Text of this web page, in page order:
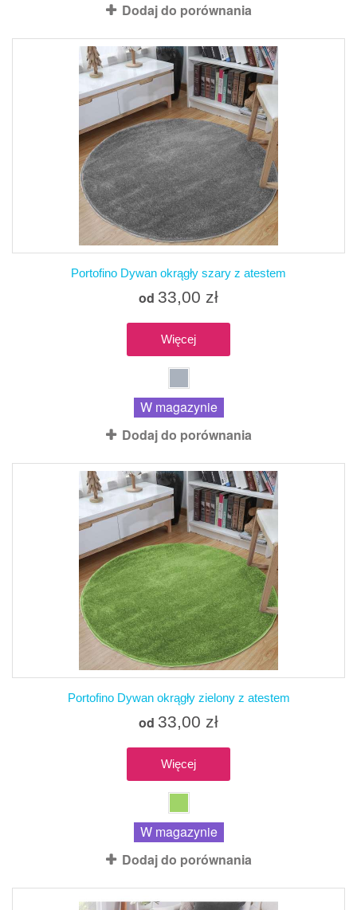
Dodaj do porównania
Portofino Dywan okrągły szary z atestem
od 33,00 zł
Więcej
W magazynie
Dodaj do porównania
Portofino Dywan okrągły zielony z atestem
od 33,00 zł
Więcej
W magazynie
Dodaj do porównania